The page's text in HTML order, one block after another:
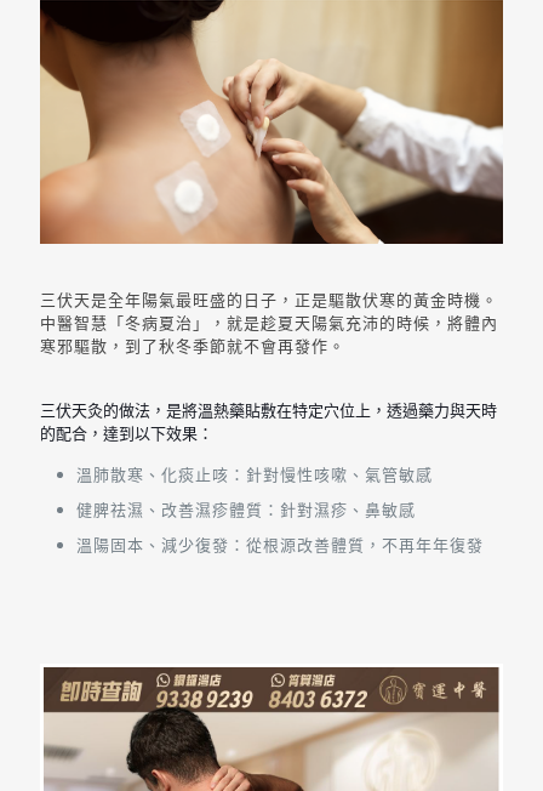
三伏天是全年陽氣最旺盛的日子，正是驅散伏寒的黃金時機。
中醫智慧「冬病夏治」，就是趁夏天陽氣充沛的時候，將體內
寒邪驅散，到了秋冬季節就不會再發作。
三伏天灸的做法，是將溫熱藥貼敷在特定穴位上，透過藥力與天時
的配合，達到以下效果：
溫肺散寒、化痰止咳：針對慢性咳嗽、氣管敏感
健脾祛濕、改善濕疹體質：針對濕疹、鼻敏感
溫陽固本、減少復發：從根源改善體質，不再年年復發